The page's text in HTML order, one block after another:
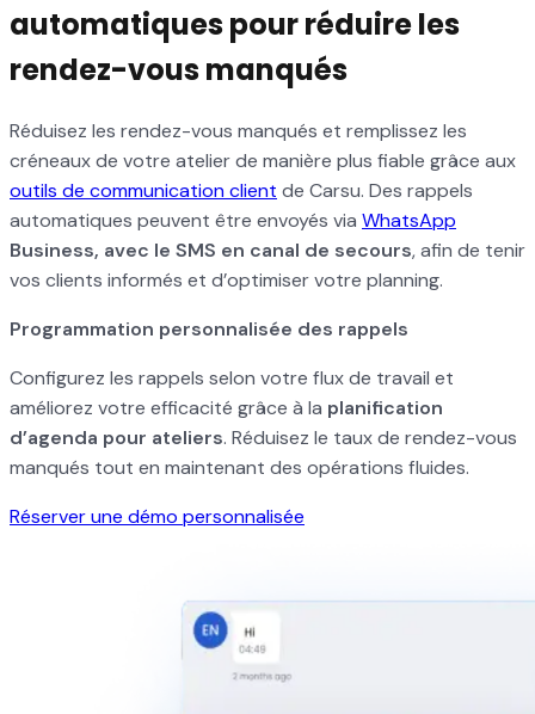
automatiques pour réduire les
rendez-vous manqués
Réduisez les rendez-vous manqués et remplissez les
créneaux de votre atelier de manière plus fiable grâce aux
outils de communication client de Carsu. Des rappels
automatiques peuvent être envoyés via WhatsApp
Business, avec le SMS en canal de secours, afin de tenir
vos clients informés et d’optimiser votre planning.
Programmation personnalisée des rappels
Configurez les rappels selon votre flux de travail et
améliorez votre efficacité grâce à la planification
d’agenda pour ateliers. Réduisez le taux de rendez-vous
manqués tout en maintenant des opérations fluides.
Réserver une démo personnalisée